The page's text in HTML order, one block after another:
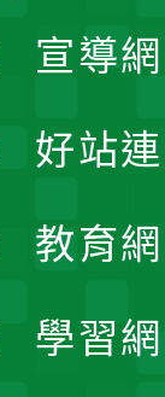
宣導
好站
教育
學習